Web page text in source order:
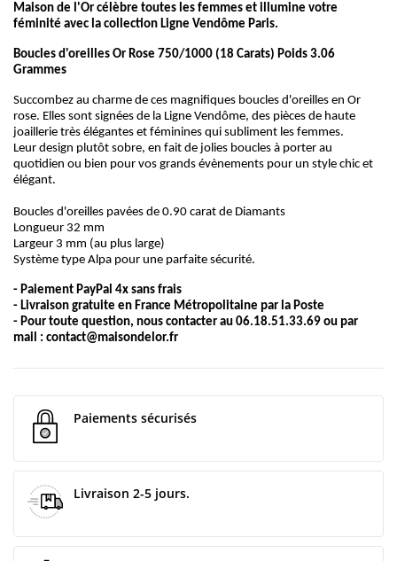
Maison de l'Or célèbre toutes les femmes et illumine votre
féminité avec la collection Ligne Vendôme Paris.
Boucles d'oreilles Or Rose 750/1000 (18 Carats) Poids 3.06
Grammes
Succombez au charme de ces magnifiques boucles d'oreilles en Or
rose. Elles sont signées de la Ligne Vendôme, des pièces de haute
joaillerie très élégantes et féminines qui subliment les femmes.
Leur design plutôt sobre, en fait de jolies boucles à porter au
quotidien ou bien pour vos grands évènements pour un style chic et
élégant.
Boucles d'oreilles pavées de 0.90 carat de Diamants
Longueur 32 mm
Largeur 3 mm (au plus large)
Système type Alpa pour une parfaite sécurité.
- Paiement PayPal 4x sans frais
- Livraison gratuite en France Métropolitaine par la Poste
- Pour toute question, nous contacter au 06.18.51.33.69 ou par
mail : contact@maisondelor.fr
Paiements sécurisés
Livraison 2-5 jours.